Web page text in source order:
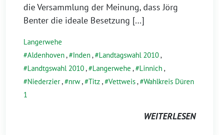
die Versammlung der Meinung, dass Jörg
Benter die ideale Besetzung […]
Langerwehe
Aldenhoven, Inden, Landtagswahl 2010,
Landtgswahl 2010, Langerwehe , Linnich,
Niederzier, nrw, Titz , Vettweis, Wahlkreis Düren
1
WEITERLESEN